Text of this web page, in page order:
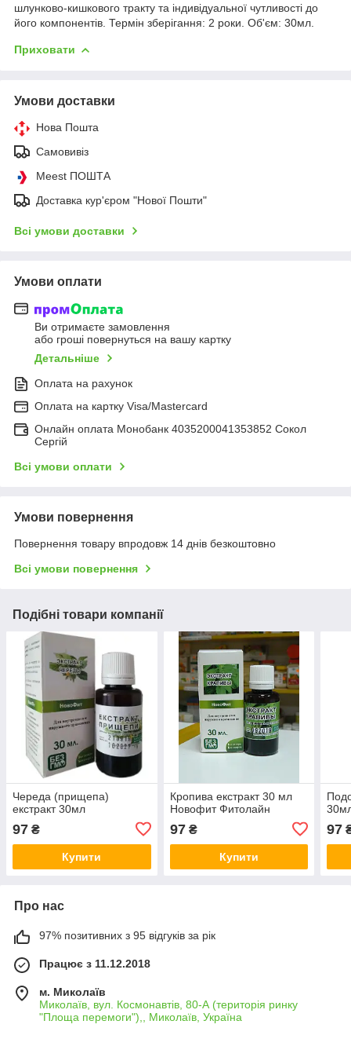
шлунково-кишкового тракту та індивідуальної чутливості до
його компонентів. Термін зберігання: 2 роки. Об'єм: 30мл.
Приховати
Умови доставки
Нова Пошта
Самовивіз
Meest ПОШТА
Доставка кур'єром "Нової Пошти"
Всі умови доставки
Умови оплати
Ви отримаєте замовлення
або гроші повернуться на вашу картку
Детальніше
Оплата на рахунок
Оплата на картку Visa/Mastercard
Онлайн оплата Монобанк 4035200041353852 Сокол
Сергій
Всі умови оплати
Умови повернення
Повернення товару впродовж 14 днів безкоштовно
Всі умови повернення
Подібні товари компанії
Череда (прищепа)
екстракт 30мл
97 ₴
Купити
Кропива екстракт 30 мл
Новофит Фитолайн
97₴
Купити
97
Про нас
97% позитивних з 95 відгуків за рік
Працює з 11.12.2018
м. Миколаїв
Миколаїв, вул. Космонавтів, 80-А (територія ринку
"Площа перемоги"),, Миколаїв, Україна